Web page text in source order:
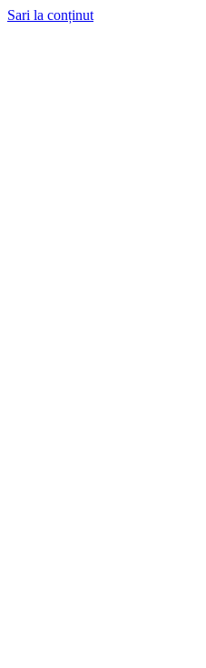
Sari la conținut